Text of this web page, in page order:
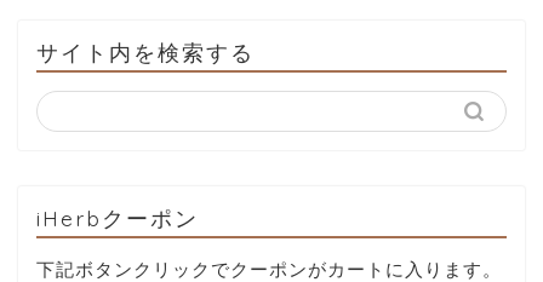
サイト内を検索する
iHerbクーポン
下記ボタンクリックでクーポンがカートに入ります。